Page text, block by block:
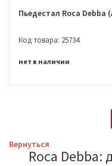
Roca
Пьедестал Roca Debba
Код товара: 25734
нет в наличии
Вернуться